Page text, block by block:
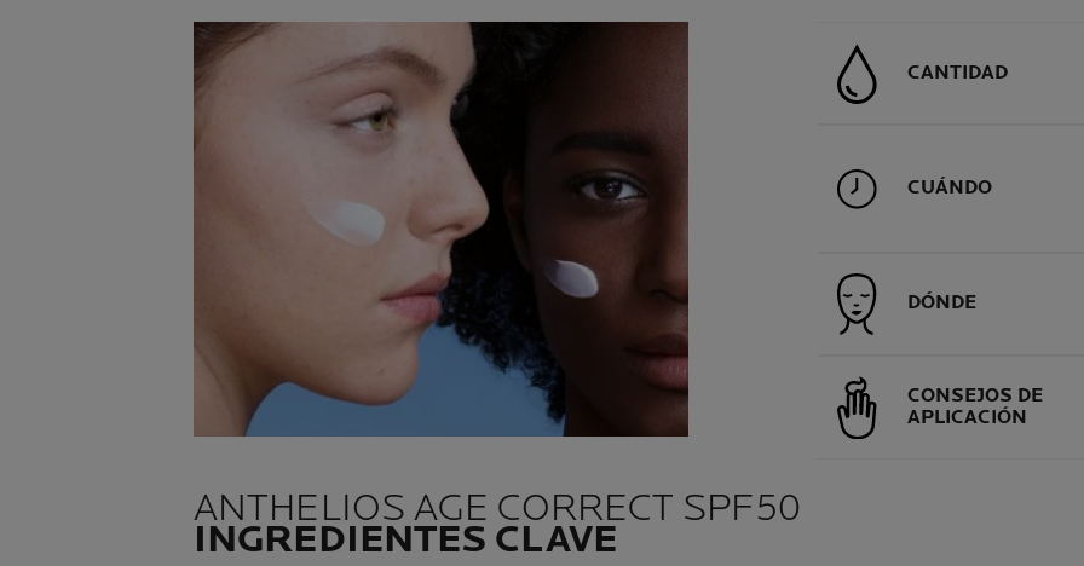
CANTIDAD
CUÁNDO
DÓNDE
CONSEJOS DE
APLICACIÓN
ANTHELIOS AGE CORRECT SPF50
INGREDIENTES CLAVE